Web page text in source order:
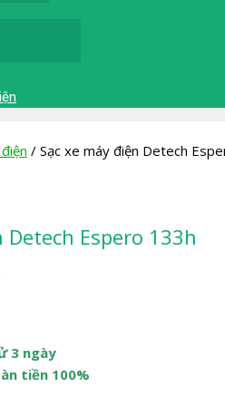
/ Sạc xe máy điện Detech
Detech Espero 133h
Giá
là:
280.000,0₫.
3 ngày
tiền 100%